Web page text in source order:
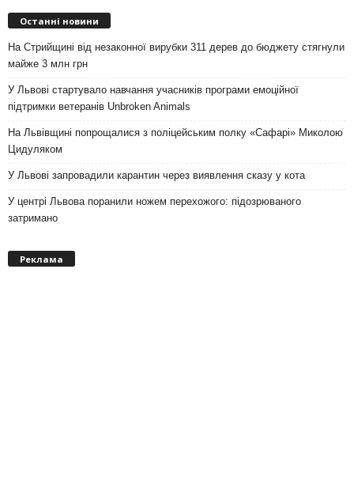
Останні новини
На Стрийщині від незаконної вирубки 311 дерев до бюджету стягнули
майже 3 млн грн
У Львові стартувало навчання учасників програми емоційної
підтримки ветеранів Unbroken Animals
На Львівщині попрощалися з поліцейським полку «Сафарі» Миколою
Цидуляком
У Львові запровадили карантин через виявлення сказу у кота
У центрі Львова поранили ножем перехожого: підозрюваного
затримано
Реклама